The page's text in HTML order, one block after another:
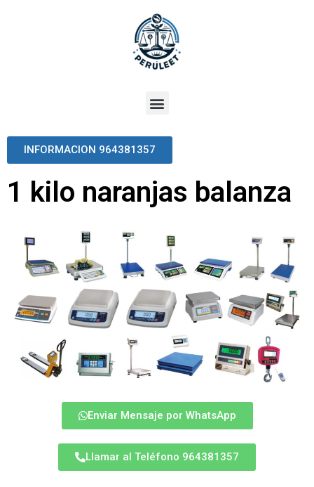
INFORMACION 964381357
1 kilo naranjas balanza
Enviar Mensaje por WhatsApp
Llamar al Teléfono 964381357